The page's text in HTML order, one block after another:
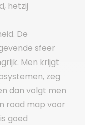
hetzij
De
sfeer
Men krijgt
zeg
dan volgt men
road map voor
goed